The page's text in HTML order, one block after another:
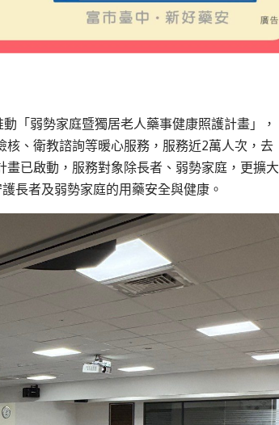
「弱勢家庭暨獨居老人藥事健康照護計畫」，
、衛教諮詢等暖心服務，服務近2萬人次，去
已啟動，服務對象除長者、弱勢家庭，更擴大
長者及弱勢家庭的用藥安全與健康。